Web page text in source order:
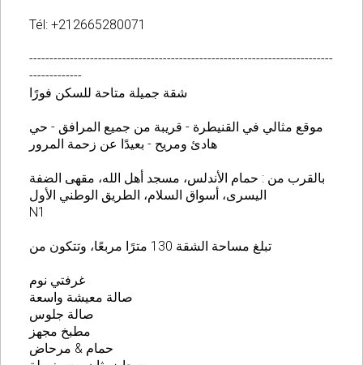
Tél: +212665280071
---------------------------------------------------------------------------
-------------
شقة جميلة متاحة للسكن فورًا
موقع مثالي في القنيطرة - قريبة من جميع المرافق - حي
هادئ ومريح - بعيدًا عن زحمة المرور
بالقرب من : حمام الأندلس، مسجد أهل الله، مقهى الضفة
اليسرى، أسواق السلام، الطريق الوطني الأول
N1
تبلغ مساحة الشقة 130 مترًا مربعًا، وتتكون من
غرفتي نوم
صالة معيشة واسعة
صالة جلوس
مطبخ مجهز
حمام & مرحاض